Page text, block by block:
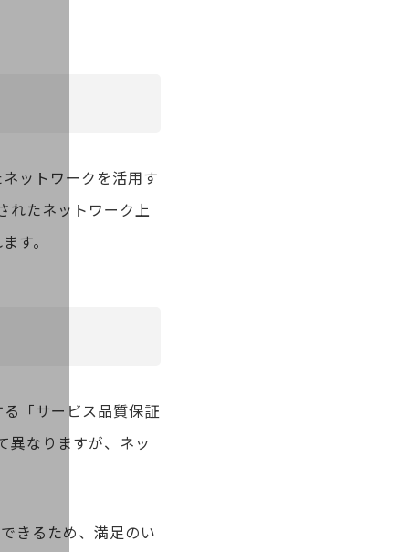
ットワークを活用す
れたネットワーク上
す。
「サービス品質保証
異なりますが、ネッ
きるため、満足のい